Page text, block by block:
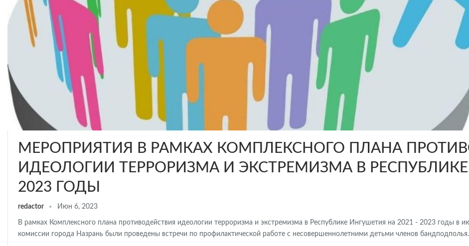
МЕРОПРИЯТИЯ В РАМКАХ КОМПЛЕКСНОГО ПЛАНА
ИДЕОЛОГИИ ТЕРРОРИЗМА И ЭКСТРЕМИЗМА В
2023 ГОДЫ
redactor Июн 6, 2023
В рамках Комплексного плана противодействия идеологии терроризма и экстремизма в Республике Ингушетия на 2021 - 2023 годы в
комиссии города Назрань были проведены встречи по профилактической работе с несовершеннолетними детьми членов